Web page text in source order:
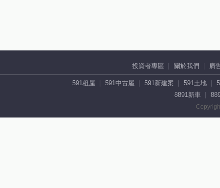
投資者專區 關於我們 廣
591租屋 591中古屋 591新建案 591土地
8891新車